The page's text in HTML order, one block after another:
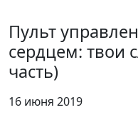
Пульт
сердцем: твои
часть)
16 июня 2019
Пульт управления
твоим сердцем:
действия (вторая